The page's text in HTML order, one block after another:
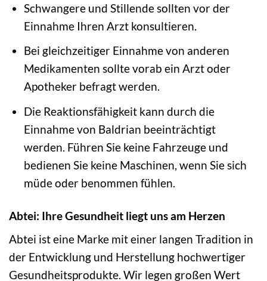
Schwangere und Stillende sollten vor der
Einnahme Ihren Arzt konsultieren.
Bei gleichzeitiger Einnahme von anderen
Medikamenten sollte vorab ein Arzt oder
Apotheker befragt werden.
Die Reaktionsfähigkeit kann durch die
Einnahme von Baldrian beeinträchtigt
werden. Führen Sie keine Fahrzeuge und
bedienen Sie keine Maschinen, wenn Sie sich
müde oder benommen fühlen.
Abtei: Ihre Gesundheit liegt uns am Herzen
Abtei ist eine Marke mit einer langen Tradition in
der Entwicklung und Herstellung hochwertiger
Gesundheitsprodukte. Wir legen großen Wert